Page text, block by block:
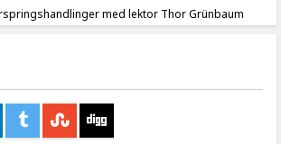
med lektor Thor Grünbaum